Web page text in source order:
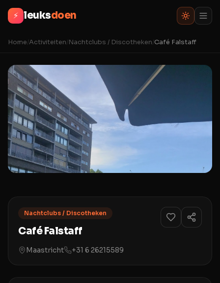
⚡ leuksdoen
Home/Activiteiten/Nachtclubs / Discotheken/Café Falstaff
Nachtclubs / Discotheken
Café Falstaff
Maastricht +31 6 26215589